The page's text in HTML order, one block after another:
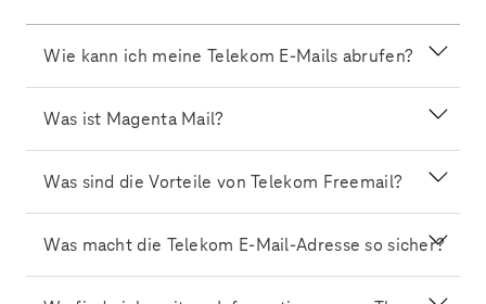
Wie kann ich meine Telekom E-Mails abrufen?
Was ist Magenta Mail?
Was sind die Vorteile von Telekom Freemail?
Was macht die Telekom E-Mail-Adresse so sicher?